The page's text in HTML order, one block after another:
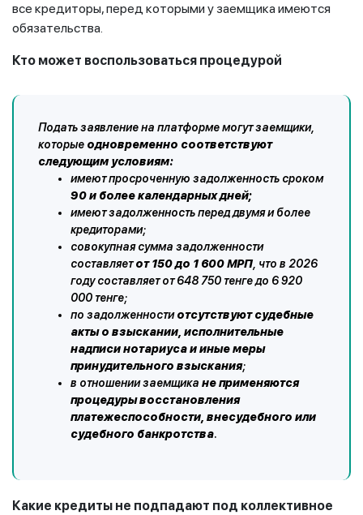
все кредиторы, перед которыми у заемщика имеются
обязательства.
Кто может воспользоваться процедурой
Подать заявление на платформе могут заемщики,
которые одновременно соответствуют
следующим условиям:
имеют просроченную задолженность сроком
90 и более календарных дней;
имеют задолженность перед двумя и более
кредиторами;
совокупная сумма задолженности
составляетот 150 до 1 600 МРП, что в 2026
году составляет от 648 750 тенге до 6 920
000 тенге;
по задолженностиотсутствуют судебные
акты о взыскании, исполнительные
надписи нотариуса и иные меры
принудительного взыскания;
в отношении заемщика не применяются
процедуры восстановления
платежеспособности, внесудебного или
судебного банкротства.
Какие кредиты не подпадают под коллективное